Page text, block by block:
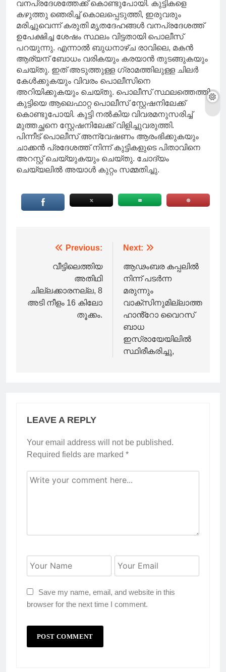
വനപ്രദേശത്തേക്ക് കൊണ്ടുപോയി. കുട്ടികളെ
കഴുത്തു ഞെരിച്ച് കൊലപ്പെടുത്തി, ഇരുവരും
മരിച്ചുവെന്ന് കരുതി മൃതദേഹങ്ങൾ വനപ്രദേശത്ത്
ഉപേക്ഷിച്ച ശേഷം സ്ഥലം വിട്ടതായി പൊലീസ്
പറയുന്നു. എന്നാല്‍ ബുധനാഴ്ച രാവിലെ, മകൻ
ആര്യന് ബോധം വരികയും കരയാന്‍ തുടങ്ങുകയും
ചെയ്തു. ഇത് അടുത്തുള്ള ഗ്രാമത്തിലുള്ള ചിലര്‍
കേള്‍ക്കുകയും വിവരം പൊലീസിനെ
അറിയിക്കുകയും ചെയ്തു. പൊലീസ് സ്ഥലത്തെത്തി
കുട്ടിയെ ആലെഫാറ്റ പൊലീസ് സ്റ്റേഷനിലേക്ക്
കൊണ്ടുപോയി. കുട്ടി നല്‍കിയ വിവരമനുസരിച്ച്
മുത്തച്ഛനെ സ്റ്റേഷനിലേക്ക് വിളിച്ചുവരുത്തി.
പിന്നീട് പൊലീസ് അന്വേഷണം ആരംഭിക്കുകയും
ചാക്കൻ പ്രദേശത്ത് നിന്ന് കുട്ടികളുടെ പിതാവിനെ
അറസ്റ്റ് ചെയ്യുകയും ചെയ്തു. ചോദ്യം
ചെയ്യലിൽ അയാൾ കുറ്റം സമ്മതിച്ചു.
navigation
Previous:
വീട്ടിലെത്തിയ
അതിഥി
ചില്ലക്കാരനല്ല, 8
അടി നീളം 16 കിലോ
തൂക്കം.
Next:
ആഢംബര കപ്പലിൽ
നിന്ന് പടർന്ന
മരുന്നും
വാക്സിനുമില്ലാത്ത
ഹാൻ്റോ വൈറസ്
ബാധ
ഇസ്രായേയിലിൽ
സ്ഥിരീകരിച്ചു,
LEAVE A REPLY
Your email address will not be published.
Required fields are marked *
Save my name, email, and website in this
browser for the next time I comment.